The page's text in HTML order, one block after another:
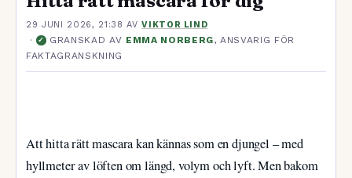
29 JUNI 2026, 21:38 AVVIKTOR LIND
· ✓ GRANSKAD AV EMMA NORBERG, ANSVARIG FÖR
FAKTAGRANSKNING
Att hitta rätt mascara kan kännas som en djungel – med
hyllmeter av löften om längd, volym och lyft. Men bakom